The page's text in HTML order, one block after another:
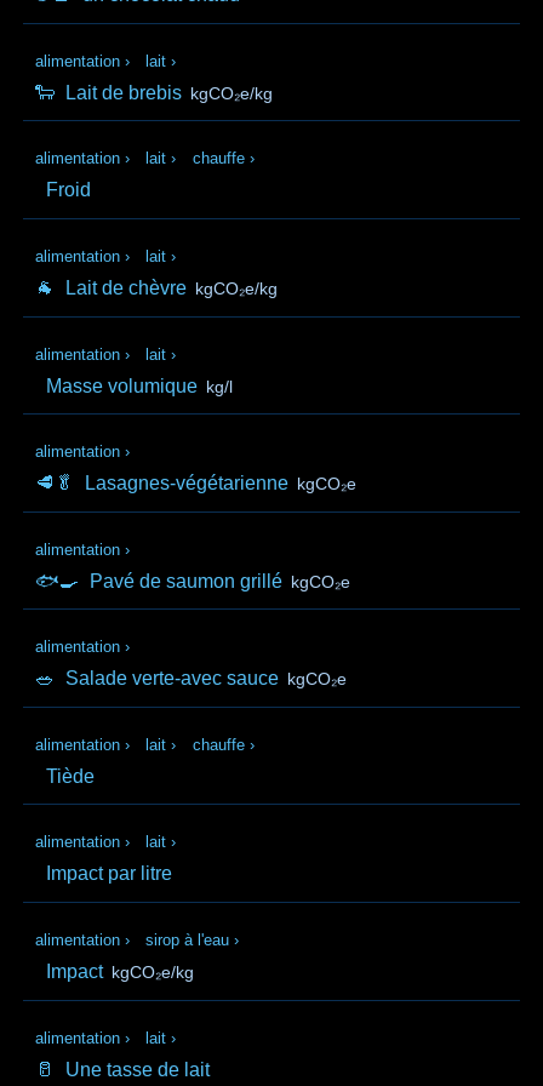
alimentation › lait ›
🐑 Lait de brebis kgCO₂e/kg
alimentation › lait › chauffe ›
Froid
alimentation › lait ›
🐐 Lait de chèvre kgCO₂e/kg
alimentation › lait ›
Masse volumique kg/l
alimentation ›
🥩🥬 Lasagnes-végétarienne kgCO₂e
alimentation ›
🐟🍳 Pavé de saumon grillé kgCO₂e
alimentation ›
🥗 Salade verte-avec sauce kgCO₂e
alimentation › lait › chauffe ›
Tiède
alimentation › lait ›
Impact par litre
alimentation › sirop à l'eau ›
Impact kgCO₂e/kg
alimentation › lait ›
🥛 Une tasse de lait